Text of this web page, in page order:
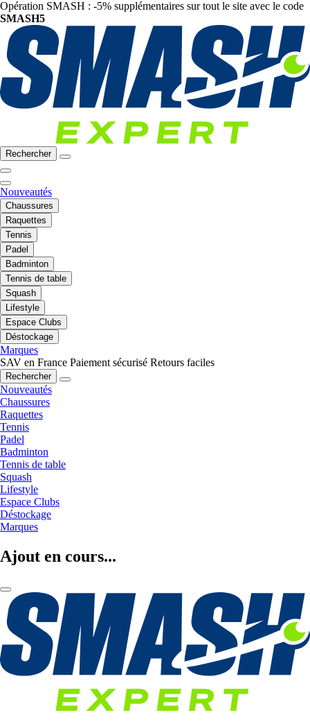
Opération SMASH : -5% supplémentaires sur tout le site avec le code
SMASH5
Rechercher
Nouveautés
Chaussures
Raquettes
Tennis
Padel
Badminton
Tennis de table
Squash
Lifestyle
Espace Clubs
Déstockage
Marques
SAV en France Paiement sécurisé Retours faciles
Rechercher
Nouveautés
Chaussures
Raquettes
Tennis
Padel
Badminton
Tennis de table
Squash
Lifestyle
Espace Clubs
Déstockage
Marques
Ajout en cours...